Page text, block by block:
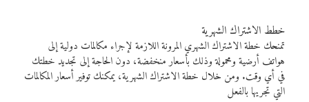
خطط الاشتراك الشهرية
تمنحك خطة الاشتراك الشهري المرونة اللازمة لإجراء مكالمات دولية إلى
هواتف أرضية ومحمولة وذلك بأسعار منخفضة، دون الحاجة إلى تجديد خطتك
في أي وقت. ومن خلال خطة الاشتراك الشهرية، يمكنك توفير أسعار المكالمات
التي تجريها بالفعل